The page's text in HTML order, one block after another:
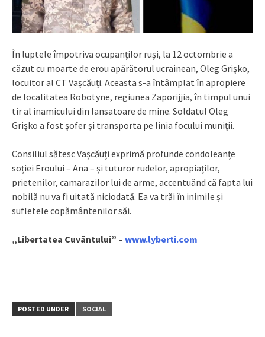
În luptele împotriva ocupanților ruși, la 12 octombrie a
căzut cu moarte de erou apărătorul ucrainean, Oleg Grișko,
locuitor al CT Vașcăuți. Aceasta s-a întâmplat în apropiere
de localitatea Robotyne, regiunea Zaporijjia, în timpul unui
tir al inamicului din lansatoare de mine. Soldatul Oleg
Grișko a fost șofer și transporta pe linia focului muniții.
Consiliul sătesc Vașcăuți exprimă profunde condoleanțe
soției Eroului – Ana – și tuturor rudelor, apropiaților,
prietenilor, camarazilor lui de arme, accentuând că fapta lui
nobilă nu va fi uitată niciodată. Ea va trăi în inimile și
sufletele copământenilor săi.
„Libertatea Cuvântului” – www.lyberti.com
POSTED UNDER SOCIAL